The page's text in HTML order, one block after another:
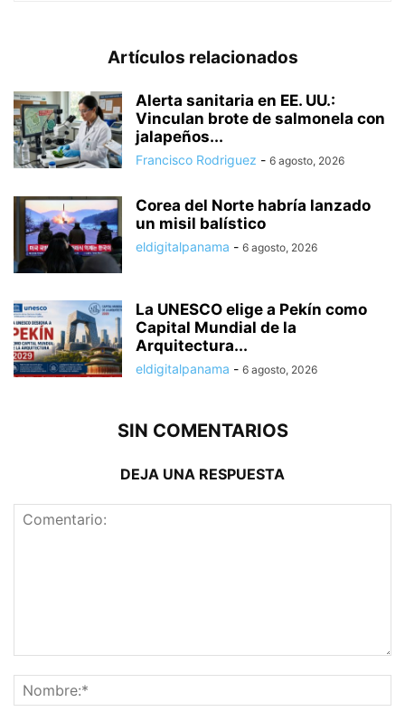
Artículos relacionados
Alerta sanitaria en EE. UU.:
Vinculan brote de salmonela con
jalapeños...
Francisco Rodriguez - 6 agosto, 2026
Corea del Norte habría lanzado
un misil balístico
eldigitalpanama - 6 agosto, 2026
La UNESCO elige a Pekín como
Capital Mundial de la
Arquitectura...
eldigitalpanama - 6 agosto, 2026
SIN COMENTARIOS
DEJA UNA RESPUESTA